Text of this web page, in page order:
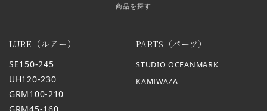
商品を探す
LURE（ルアー）
SE150-245
UH120-230
GRM100-210
PARTS（パーツ）
STUDIO OCEANMARK
KAMIWAZA